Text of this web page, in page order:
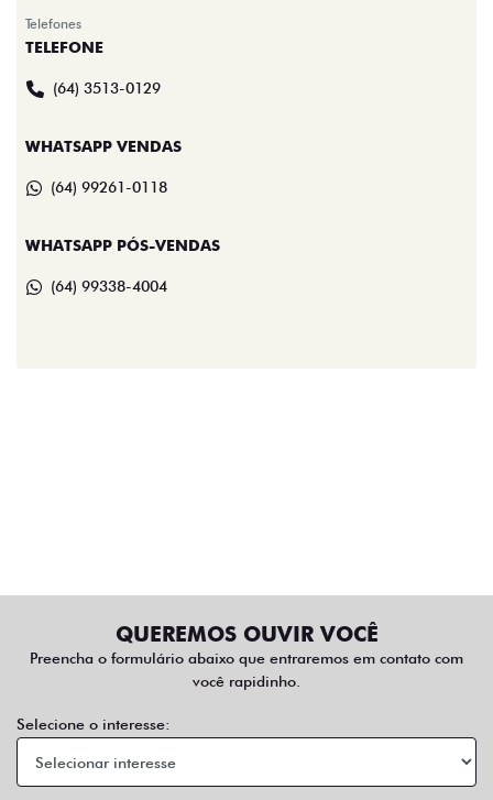
Telefones
TELEFONE
(64) 3513-0129
WHATSAPP VENDAS
(64) 99261-0118
WHATSAPP PÓS-VENDAS
(64) 99338-4004
QUEREMOS OUVIR VOCÊ
Preencha o formulário abaixo que entraremos em contato com
você rapidinho.
Selecione o interesse: